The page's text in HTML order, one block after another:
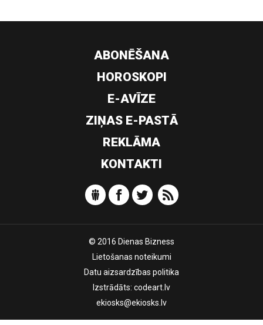
ABONĒŠANA
HOROSKOPI
E-AVĪZE
ZIŅAS E-PASTĀ
REKLĀMA
KONTAKTI
© 2016 Dienas Bizness
Lietošanas noteikumi
Datu aizsardzības politika
Izstrādāts: codeart.lv
ekiosks@ekiosks.lv